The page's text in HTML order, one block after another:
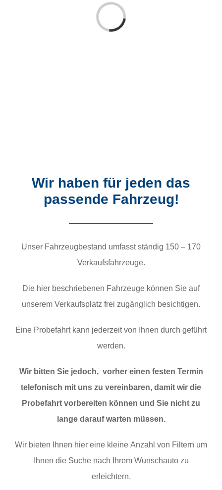
Laden...
Wir haben für jeden das
passende Fahrzeug!
Unser Fahrzeugbestand umfasst ständig 150 – 170
Verkaufsfahrzeuge.
Die hier beschriebenen Fahrzeuge können Sie auf
unserem Verkaufsplatz frei zugänglich besichtigen.
Eine Probefahrt kann jederzeit von Ihnen durch geführt
werden.
Wir bitten Sie jedoch, vorher einen festen Termin
telefonisch mit uns zu vereinbaren, damit wir die
Probefahrt vorbereiten können und Sie nicht zu
lange darauf warten müssen.
Wir bieten Ihnen hier eine kleine Anzahl von Filtern um
Ihnen die Suche nach Ihrem Wunschauto zu
erleichtern.